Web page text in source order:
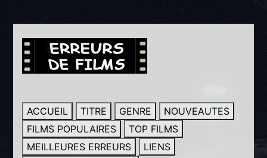
ACCUEIL TITRE GENRE
NOUVEAUTES
FILMS POPULAIRES
TOP FILMS
MEILLEURES ERREURS
LIENS